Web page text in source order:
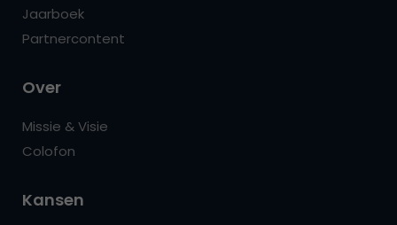
Jaarboek
Partnercontent
Over
Missie & Visie
Colofon
Kansen